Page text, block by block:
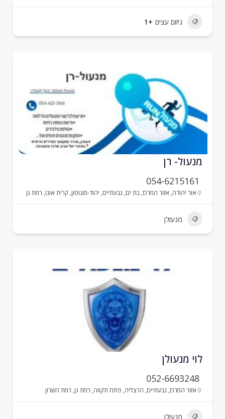
גיזום עצים +1
רן
054-6215161
אור יהודה,אזור המרכז,בת ים,גבעתיים, יהוד-מונוסון,קרית אונו ,רמת גן
מנעולן
מנעולן
052-6693248
אזור המרכז,גבעתיים, הרצליה,פתח תקווה,רמת גן,רמת השרון
מנעולן